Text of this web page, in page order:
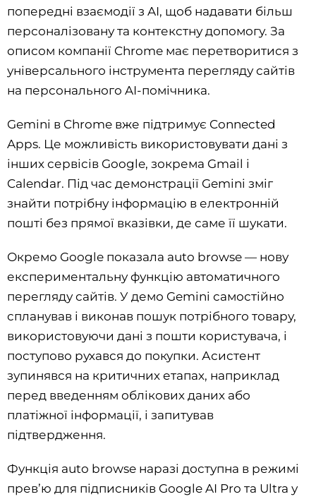
попередні взаємодії з AI, щоб надавати більш
персоналізовану та контекстну допомогу. За
описом компанії Chrome має перетворитися з
універсального інструмента перегляду сайтів
на персонального AI-помічника.
Gemini в Chrome вже підтримує Connected
Apps. Це можливість використовувати дані з
інших сервісів Google, зокрема Gmail і
Calendar. Під час демонстрації Gemini зміг
знайти потрібну інформацію в електронній
пошті без прямої вказівки, де саме її шукати.
Окремо Google показала auto browse — нову
експериментальну функцію автоматичного
перегляду сайтів. У демо Gemini самостійно
спланував і виконав пошук потрібного товару,
використовуючи дані з пошти користувача, і
поступово рухався до покупки. Асистент
зупинявся на критичних етапах, наприклад
перед введенням облікових даних або
платіжної інформації, і запитував
підтвердження.
Функція auto browse наразі доступна в режимі
прев’ю для підписників Google AI Pro та Ultra у